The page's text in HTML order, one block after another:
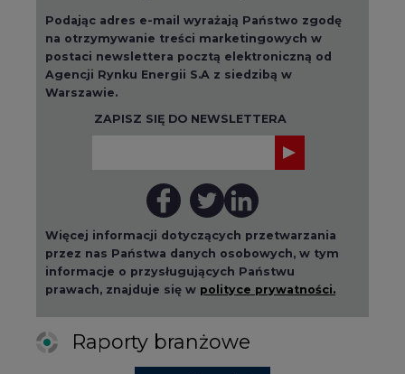
Podając adres e-mail wyrażają Państwo zgodę
na otrzymywanie treści marketingowych w
postaci newslettera pocztą elektroniczną od
Agencji Rynku Energii S.A z siedzibą w
Warszawie.
ZAPISZ SIĘ DO NEWSLETTERA
Więcej informacji dotyczących przetwarzania
przez nas Państwa danych osobowych, w tym
informacje o przysługujących Państwu
prawach, znajduje się w polityce prywatności.
Raporty branżowe